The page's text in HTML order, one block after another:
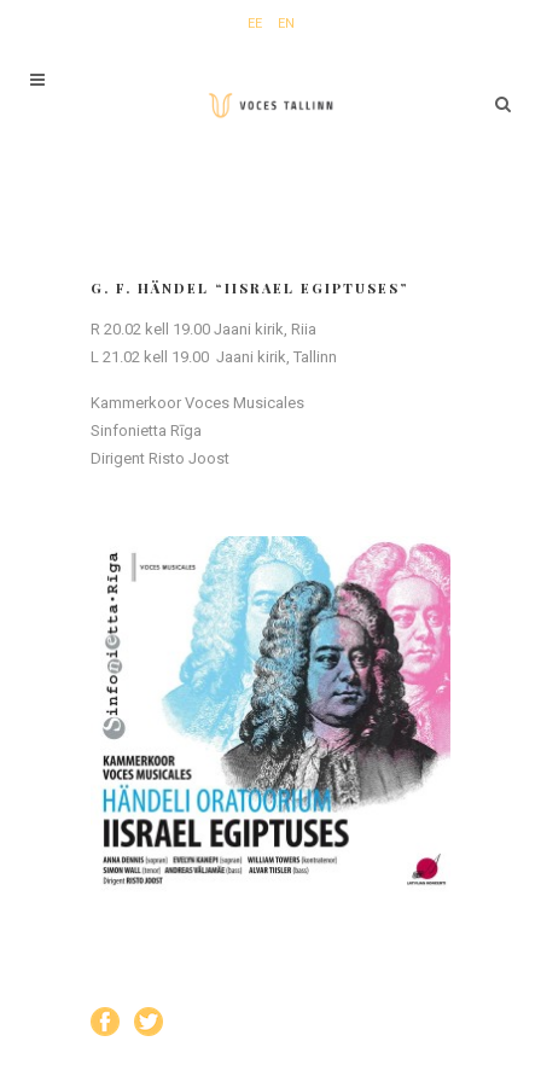
EE EN
G. F. HÄNDEL “IISRAEL EGIPTUSES”
R 20.02 kell 19.00 Jaani kirik, Riia
L 21.02 kell 19.00 Jaani kirik, Tallinn
Kammerkoor Voces Musicales
Sinfonietta Rīga
Dirigent Risto Joost